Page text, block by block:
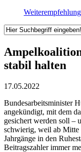
Weiterempfehlung
stabil halten
17.05.2022
Bundesarbeitsminister
angekündigt, mit dem
gesichert werden soll –
schwierig, weil ab Mitte
Jahrgänge in den
Beitragszahler immer